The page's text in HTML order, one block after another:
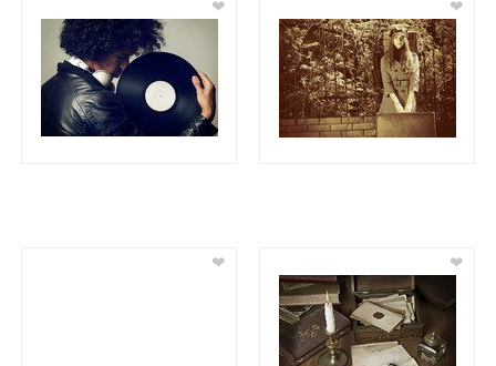
❤ ❤
❤ ❤